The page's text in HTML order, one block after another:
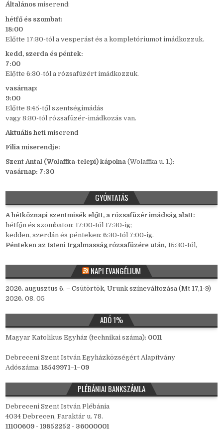
Általánosmiserend:
hétfő és szombat:
18:00
Előtte 17:30-tól a vesperást és a kompletóriumot imádkozzuk.
kedd, szerda és péntek:
7:00
Előtte 6:30-tól a rózsafüzért imádkozzuk.
vasárnap:
9:00
Előtte 8:45-től szentségimádás
vagy 8:30-tól rózsafüzér-imádkozás van.
Aktuális heti miserend
Filia miserendje:
Szent Antal (Wolaffka-telepi) kápolna (Wolaffka u. 1.):
vasárnap: 7:30
GYÓNTATÁS
A hétköznapi szentmisék előtt, a rózsafüzér imádság alatt:
hétfőn és szombaton: 17:00-tól 17:30-ig;
kedden, szerdán és pénteken: 6:30-tól 7:00-ig.
Pénteken az Isteni Irgalmasság rózsafüzére után, 15:30-tól,
NAPI EVANGÉLIUM
2026. augusztus 6. – Csütörtök, Urunk színeváltozása (Mt 17,1-9)
2026. 08. 05
ADÓ 1%
Magyar Katolikus Egyház (technikai száma): 0011
Debreceni Szent István Egyházközségért Alapítvány
Adószáma:18549971–1–09
PLÉBÁNIAI BANKSZÁMLA
Debreceni Szent István Plébánia
4034 Debrecen, Faraktár u. 78.
11100609 - 19852252 - 36000001